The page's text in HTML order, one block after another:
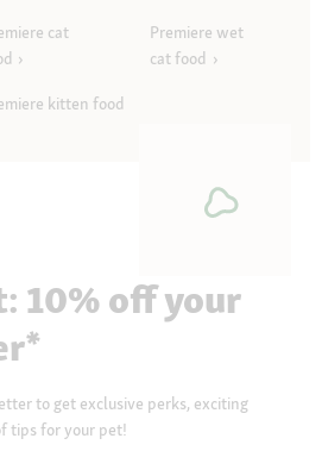
cat
Premiere wet
cat food
kitten food
10% off your
to get exclusive perks, exciting
tips for your pet!